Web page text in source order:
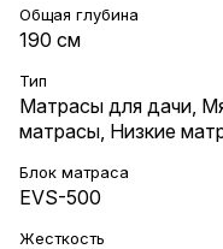
Общая глубина
190 см
Тип
Матрасы для дачи
матрасы Низкие
Блок матраса
EVS-500
Жесткость